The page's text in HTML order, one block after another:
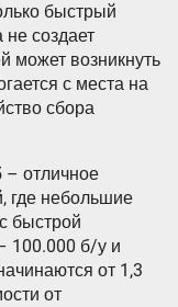
быстрый
создает
может возникнуть
с места на
сбора
отличное
где небольшие
быстрой
100.000 б/у и
от 1,3
от